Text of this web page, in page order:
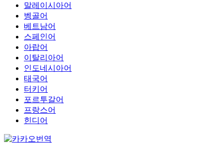
말레이시아어
벵골어
베트남어
스페인어
아랍어
이탈리아어
인도네시아어
태국어
터키어
포르투갈어
프랑스어
힌디어